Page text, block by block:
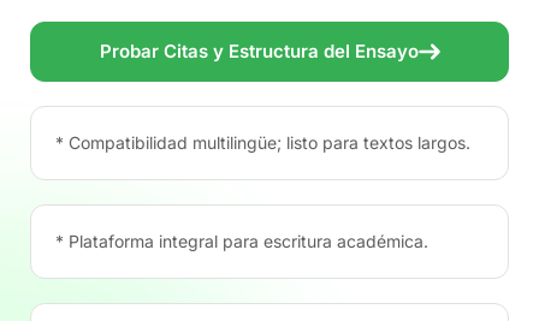
Probar Citas y Estructura del Ensayo
* Compatibilidad multilingüe; listo para textos largos.
* Plataforma integral para escritura académica.